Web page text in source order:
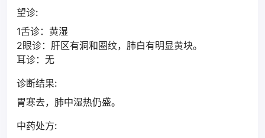
望诊:
1舌诊：黄湿
2眼诊：肝区有洞和圈纹，肺白有明显黄块。
耳诊：无
诊断结果:
胃寒去，肺中湿热仍盛。
中药处方: